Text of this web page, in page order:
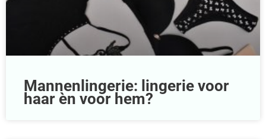
Mannenlingerie: lingerie voor
haar èn voor hem?